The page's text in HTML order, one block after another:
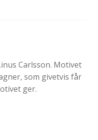
Carlsson. Motivet
som givetvis får
ger.